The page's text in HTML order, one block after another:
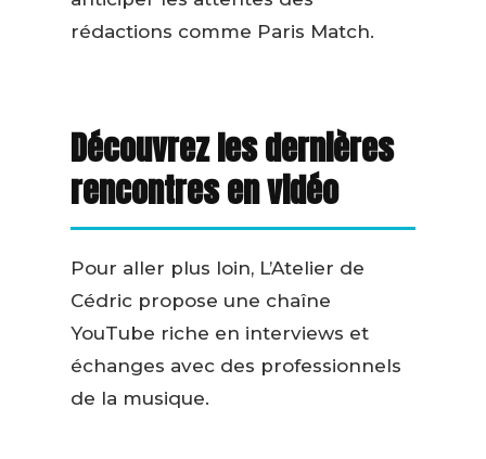
rédactions comme Paris Match.
Découvrez les dernières
rencontres en vidéo
Pour aller plus loin, L’Atelier de
Cédric propose une chaîne
YouTube riche en interviews et
échanges avec des professionnels
de la musique.